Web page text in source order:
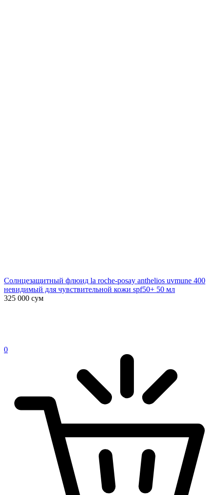
Солнцезащитный флюид la roche-posay anthelios uvmune 400
невидимый для чувствительной кожи spf50+ 50 мл
325 000 сум
0